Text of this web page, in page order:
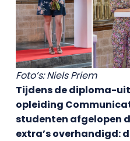
Foto’s: Niels Priem
Tijdens de diploma-
opleiding
studenten afgelopen
extra’s overhandigd: